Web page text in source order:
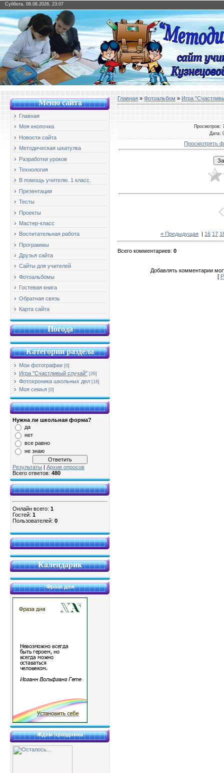
Суббота, 08.08.2026, 23:07
Меню сайта
Главная
Моя кнопочка
Новости сайта
Методическая шкатулка
Разработки уроков
Технология
В помощь учителю. 1 класс.
Презентации
Тесты
Проекты
Мастер-класс
Воспитательная работа
Программы
Друзья сайта
Сайты для учителей
Фотоальбомы
Гостевая книга
Обратная связь
Карта сайта
Погода
Категории раздела
Мои фотографии [0]
Игра "Счастливый случай" [26]
Фотохроника школьных дел [18]
Моя семья [0]
Нужна ли школьная форма?
да
нет
все равно
не знаю
Результаты | Архив опросов
Всего ответов: 480
Онлайн всего: 1
Гостей: 1
Пользователей: 0
Календарик
Фраза дня
Ждем праздника
Главная » Фотоальбом » Игра
Просмотров:
Дата:
Просмотреть
« Предыдущая | 16 17
Всего комментариев: 0
Добавлять комментарии
[